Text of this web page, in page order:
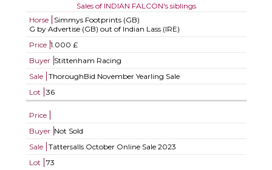
Sales of INDIAN FALCON's siblings
Horse
Simmys Footprints (GB)
G by Advertise (GB) out of Indian Lass (IRE)
Price 1.000 £
Buyer Stittenham Racing
Sale
ThoroughBid November Yearling Sale
Lot
36
Price
Buyer Not Sold
Sale
Tattersalls October Online Sale 2023
Lot
73